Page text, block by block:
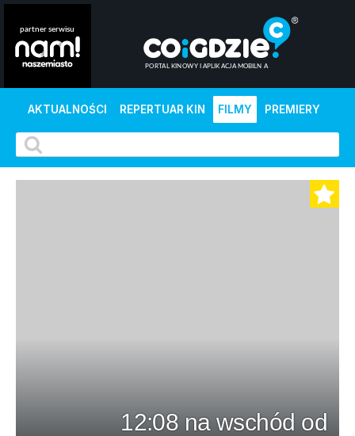
AKTUALNOŚCI REPERTUAR KIN FILMY PREMIERY
12:08 na wschód od